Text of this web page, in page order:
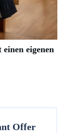
eigenen
Offer